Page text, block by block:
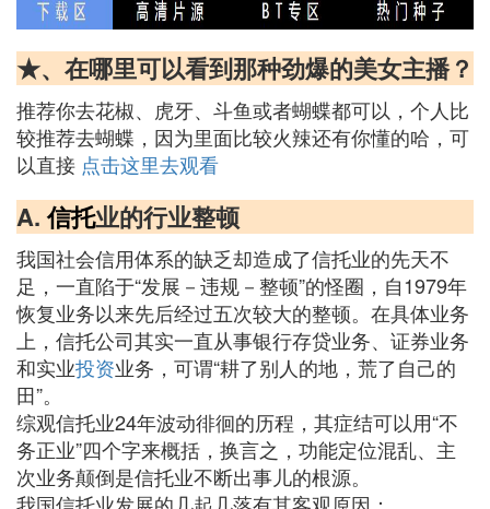
★、在哪里可以看到那种劲爆的美女主播？
推荐你去花椒、虎牙、斗鱼或者蝴蝶都可以，个人比
较推荐去蝴蝶，因为里面比较火辣还有你懂的哈，可
以直接 点击这里去观看
A.信托业的行业整顿
我国社会信用体系的缺乏却造成了信托业的先天不
足，一直陷于“发展－违规－整顿”的怪圈，自1979年
恢复业务以来先后经过五次较大的整顿。在具体业务
上，信托公司其实一直从事银行存贷业务、证券业务
和实业投资业务，可谓“耕了别人的地，荒了自己的
田”。
综观信托业24年波动徘徊的历程，其症结可以用“不
务正业”四个字来概括，换言之，功能定位混乱、主
次业务颠倒是信托业不断出事儿的根源。